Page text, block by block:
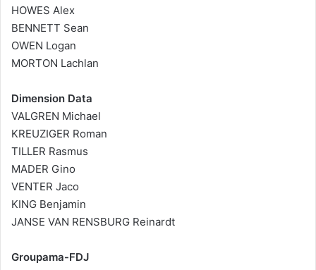
HOWES Alex
BENNETT Sean
OWEN Logan
MORTON Lachlan
Dimension Data
VALGREN Michael
KREUZIGER Roman
TILLER Rasmus
MADER Gino
VENTER Jaco
KING Benjamin
JANSE VAN RENSBURG Reinardt
Groupama-FDJ